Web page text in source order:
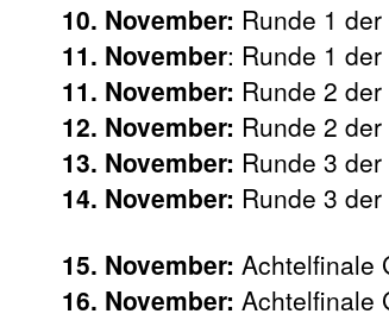
10. November: Runde 1
11. November: Runde 1
11. November: Runde 2
12. November: Runde 2
13. November: Runde 3
14. November: Runde 3
15. November: Achtelfinale
16. November: Achtelfinale